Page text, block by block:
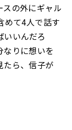
の外にギャル
めて4人で話す
いいんだろ
なりに想いを
たら、信子が